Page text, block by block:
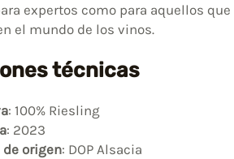
expertos como para aquellos que
el mundo de los vinos.
técnicas
: 100% Riesling
: 2023
origen: DOP Alsacia